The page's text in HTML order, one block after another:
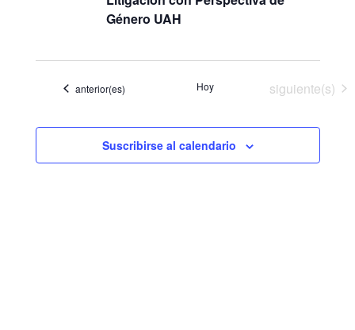
Género UAH
Eventos
anterior(es) Hoy Eventos
siguiente(s)
Suscribirse al calendario